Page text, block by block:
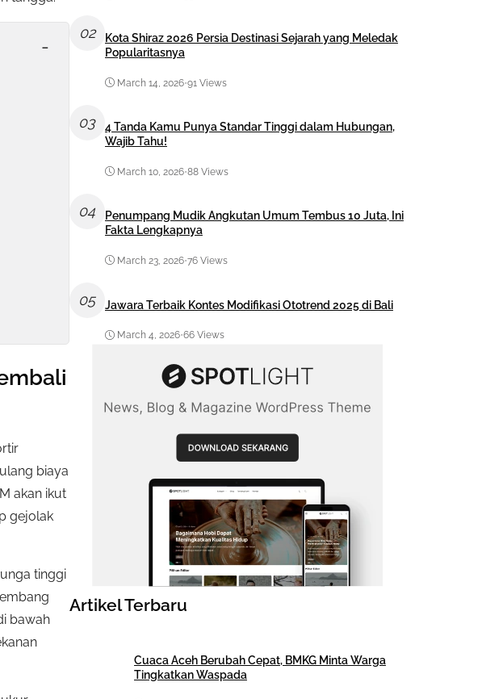
-
biaya
akan ikut
gejolak
tinggi
bawah
02
Kota Shiraz 2026 Persia Destinasi Sejarah yang Meledak
Popularitasnya
March 14, 2026•91 Views
03
4 Tanda Kamu Punya Standar Tinggi dalam Hubungan,
Wajib Tahu!
March 10, 2026•88 Views
04
Penumpang Mudik Angkutan Umum Tembus 10 Juta, Ini
Fakta Lengkapnya
March 23, 2026•76 Views
05 Jawara Terbaik Kontes Modifikasi Ototrend 2025 di Bali
March 4, 2026•66 Views
Artikel Terbaru
Cuaca Aceh Berubah Cepat, BMKG Minta Warga
Tingkatkan Waspada